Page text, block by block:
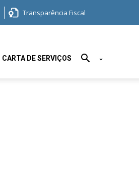
Transparência Fiscal
CARTA DE SERVIÇOS